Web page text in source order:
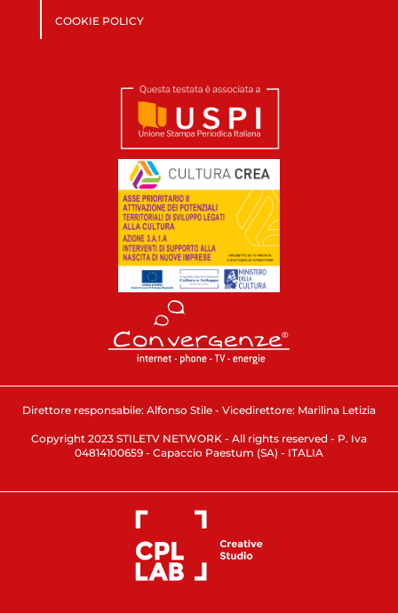
COOKIE POLICY
Direttore responsabile: Alfonso Stile - Vicedirettore: Marilina Letizia
Copyright 2023 STILETV NETWORK - All rights reserved - P. Iva
04814100659 - Capaccio Paestum (SA) - ITALIA